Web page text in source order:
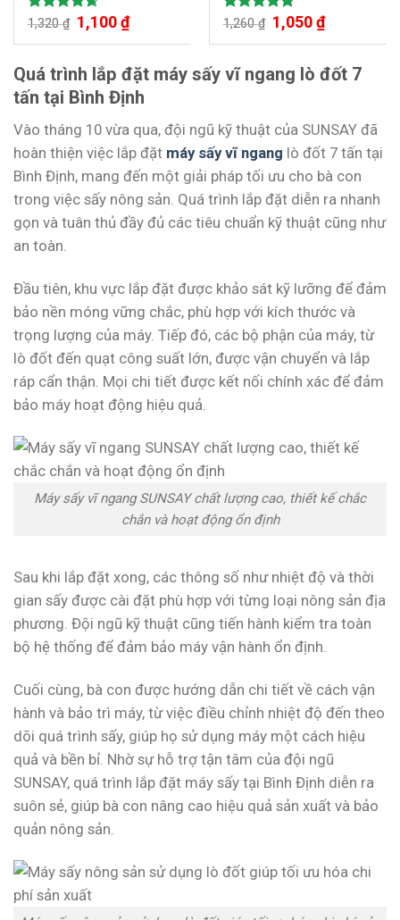
Được xếp
4.67
1,320₫ 1,100₫
Được xếp
5.00
1,260₫ 1,050₫
Quá trình lắp đặt máy sấy vĩ ngang lò đốt 7
tấn tại Bình Định
Vào tháng 10 vừa qua, đội ngũ kỹ thuật của SUNSAY đã
hoàn thiện việc lắp đặt máy sấy vĩ ngang lò đốt 7 tấn tại
Bình Định, mang đến một giải pháp tối ưu cho bà con
trong việc sấy nông sản. Quá trình lắp đặt diễn ra nhanh
gọn và tuân thủ đầy đủ các tiêu chuẩn kỹ thuật cũng như
an toàn.
Đầu tiên, khu vực lắp đặt được khảo sát kỹ lưỡng để đảm
bảo nền móng vững chắc, phù hợp với kích thước và
trọng lượng của máy. Tiếp đó, các bộ phận của máy, từ
lò đốt đến quạt công suất lớn, được vận chuyển và lắp
ráp cẩn thận. Mọi chi tiết được kết nối chính xác để đảm
bảo máy hoạt động hiệu quả.
Máy sấy vĩ ngang SUNSAY chất lượng cao, thiết kế chắc
chắn và hoạt động ổn định
Sau khi lắp đặt xong, các thông số như nhiệt độ và thời
gian sấy được cài đặt phù hợp với từng loại nông sản địa
phương. Đội ngũ kỹ thuật cũng tiến hành kiểm tra toàn
bộ hệ thống để đảm bảo máy vận hành ổn định.
Cuối cùng, bà con được hướng dẫn chi tiết về cách vận
hành và bảo trì máy, từ việc điều chỉnh nhiệt độ đến theo
dõi quá trình sấy, giúp họ sử dụng máy một cách hiệu
quả và bền bỉ. Nhờ sự hỗ trợ tận tâm của đội ngũ
SUNSAY, quá trình lắp đặt máy sấy tại Bình Định diễn ra
suôn sẻ, giúp bà con nâng cao hiệu quả sản xuất và bảo
quản nông sản.